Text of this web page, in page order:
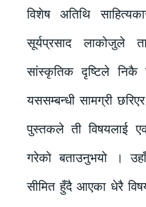
विशेष अतिथि
सूर्यप्रसाद लाकोजुले
सांस्कृतिक दृष्टिले निकै
यससम्बन्धी सामग्री
पुस्तकले ती विषयलाई
गरेको बताउनुभयो ।
सीमित हुँदै आएका धेरै